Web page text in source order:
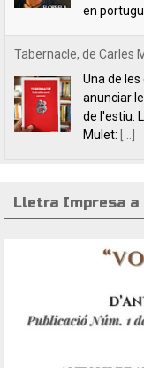
Lletra Impresa aposta
del 8 de Març
L’editorial
dos títols
fissures,
tret a la
Lletra Impresa a